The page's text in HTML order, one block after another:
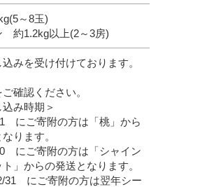
～8玉)
約1.2kg以上(2～3房)
みを受け付けております。
確認ください。
込み時期＞
にご寄附の方は「桃」から
ります。
にご寄附の方は「シャイン
」からの発送となります。
31 にご寄附の方は翌年シー